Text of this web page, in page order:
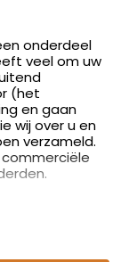
18:00 - 21:00
onderdeel
veel om uw
(het
en gaan
wij over u en
verzameld.